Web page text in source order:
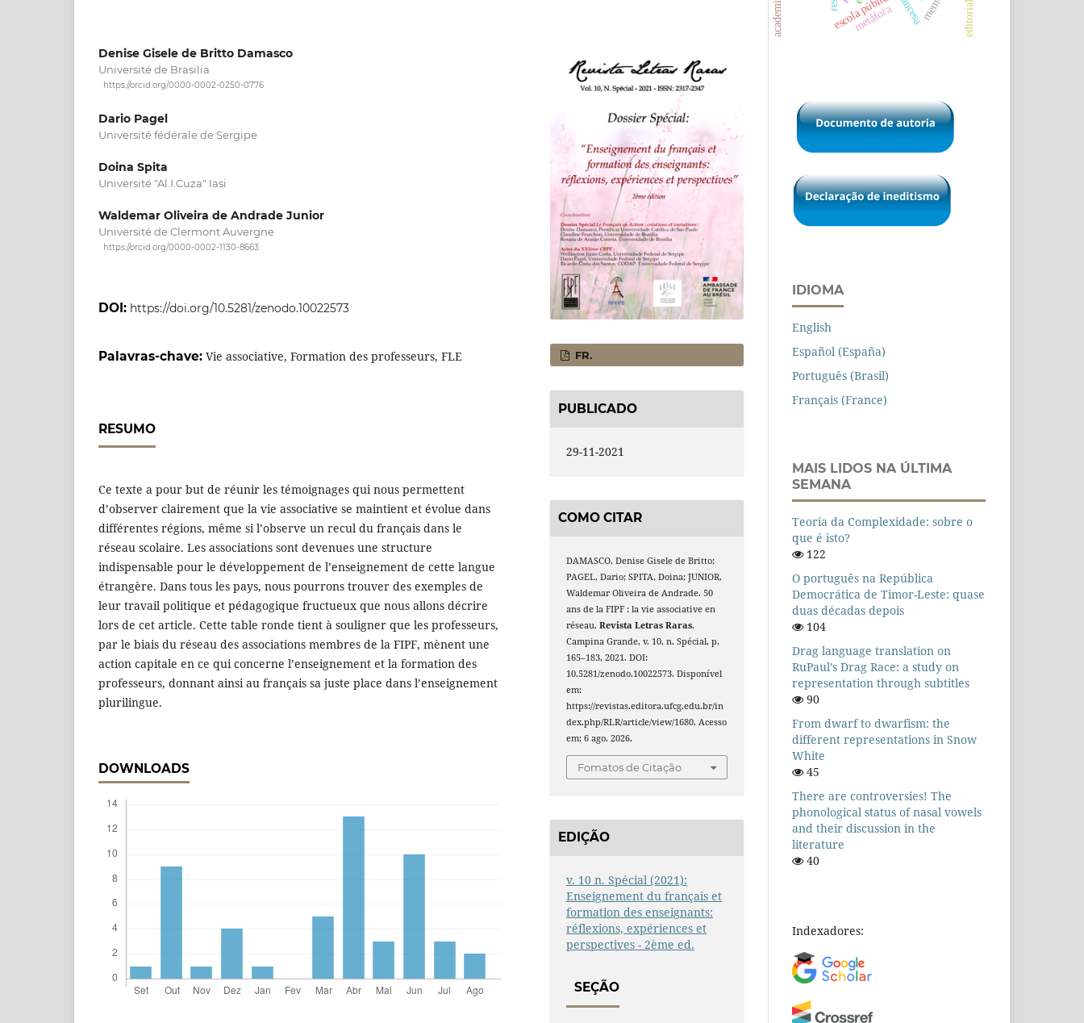
Denise Gisele de Britto Damasco
Université de Brasilia
https://orcid.org/0000-0002-0250-0776
Dario Pagel
Université fédérale de Sergipe
Doina Spita
Université "Al.I.Cuza" Iasi
Waldemar Oliveira de Andrade Junior
Université de Clermont Auvergne
https://orcid.org/0000-0002-1130-8663
DOI: https://doi.org/10.5281/zenodo.10022573
Palavras-chave: Vie associative, Formation des professeurs, FLE
RESUMO
Ce texte a pour but de réunir les témoignages qui nous permettent
d’observer clairement que la vie associative se maintient et évolue dans
différentes régions, même si l’observe un recul du français dans le
réseau scolaire. Les associations sont devenues une structure
indispensable pour le développement de l’enseignement de cette langue
étrangère. Dans tous les pays, nous pourrons trouver des exemples de
leur travail politique et pédagogique fructueux que nous allons décrire
lors de cet article. Cette table ronde tient à souligner que les professeurs,
par le biais du réseau des associations membres de la FIPF, mènent une
action capitale en ce qui concerne l’enseignement et la formation des
professeurs, donnant ainsi au français sa juste place dans l’enseignement
plurilingue.
DOWNLOADS
FR.
PUBLICADO
29-11-2021
COMO CITAR
DAMASCO, Denise Gisele de Britto;
PAGEL, Dario; SPITA, Doina; JUNIOR,
Waldemar Oliveira de Andrade. 50
ans de la FIPF : la vie associative en
réseau.Revista Letras Raras,
Campina Grande, v. 10, n. Spécial, p.
165–183, 2021. DOI:
10.5281/zenodo.10022573. Disponível
em:
https://revistas.editora.ufcg.edu.br/in
dex.php/RLR/article/view/1680. Acesso
em: 6 ago. 2026.
Fomatos de Citação
EDIÇÃO
v. 10 n. Spécial (2021):
Enseignement du français et
formation des enseignants:
réflexions, expériences et
perspectives - 2ème ed.
SEÇÃO
escola pública
metáfora
IDIOMA
English
Español (España)
Português (Brasil)
Français (France)
MAIS LIDOS NA ÚLTIMA
SEMANA
Teoria da Complexidade: sobre o
que é isto?
122
O português na República
Democrática de Timor-Leste: quase
duas décadas depois
104
Drag language translation on
RuPaul’s Drag Race: a study on
representation through subtitles
90
From dwarf to dwarfism: the
different representations in Snow
White
45
There are controversies! The
phonological status of nasal vowels
and their discussion in the
literature
40
Indexadores: